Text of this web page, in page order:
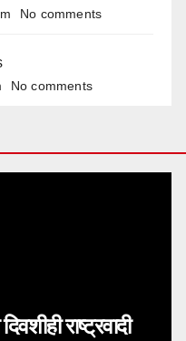
No comments
No comments
राष्ट्रवादी